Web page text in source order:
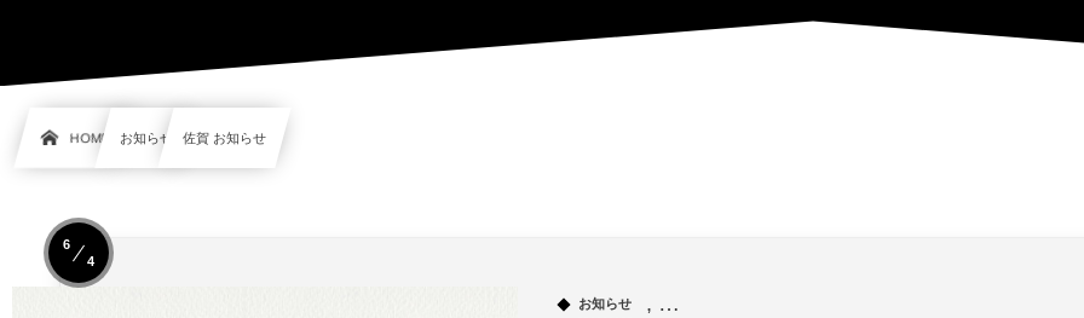
HOME お知らせ 佐賀 お知らせ
お知らせ , …
6
4